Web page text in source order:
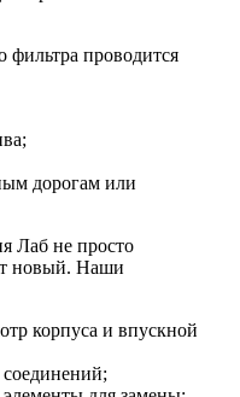
фильтра проводится
дорогам или
Лаб не просто
новый. Наши
корпуса и впускной